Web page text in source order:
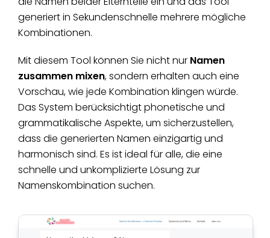
generiert in Sekundenschnelle mehrere mögliche
Kombinationen.
Mit diesem Tool können Sie nicht nur Namen
zusammen mixen, sondern erhalten auch eine
Vorschau, wie jede Kombination klingen würde.
Das System berücksichtigt phonetische und
grammatikalische Aspekte, um sicherzustellen,
dass die generierten Namen einzigartig und
harmonisch sind. Es ist ideal für alle, die eine
schnelle und unkomplizierte Lösung zur
Namenskombination suchen.